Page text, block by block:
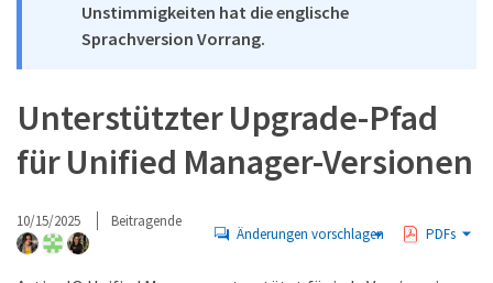
Unstimmigkeiten hat die englische
Sprachversion Vorrang.
Unterstützter Upgrade-Pfad
für Unified Manager-Versionen
10/15/2025 Beitragende
Änderungen vorschlagen PDFs